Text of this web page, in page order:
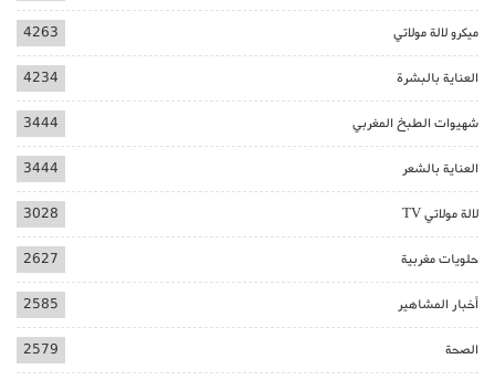
ميكرو لالة مولاتي 4263
العناية بالبشرة 4234
شهيوات الطبخ المغربي 3444
العناية بالشعر 3444
لالة مولاتي TV 3028
حلويات مغربية 2627
أخبار المشاهير 2585
الصحة 2579